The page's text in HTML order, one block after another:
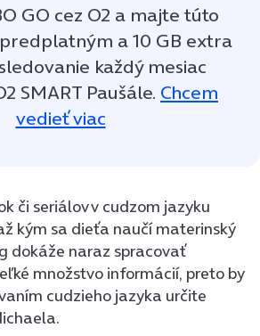
GO cez O2 a majte túto
a 10 GB extra
každý mesiac
SMART Paušále. Chcem
vedieť viac
či seriálov v cudzom jazyku
kým sa dieťa naučí materinský
dokáže naraz spracovať
množstvo informácií, preto by
cudzieho jazyka určite